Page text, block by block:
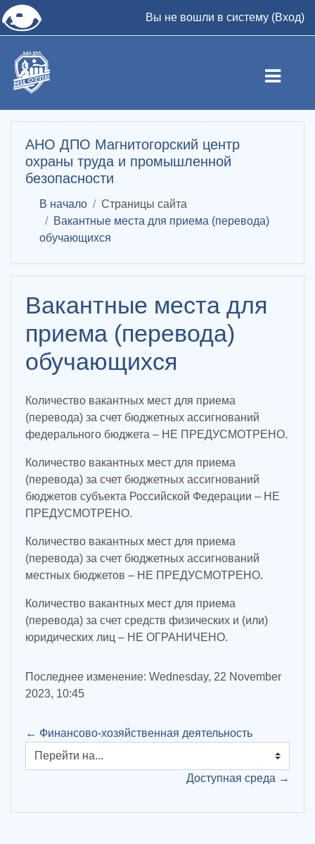
👁 Вы не вошли в систему (Вход)
АНО ДПО Магнитогорский центр
охраны труда и промышленной
безопасности
В начало
Страницы сайта
Вакантные места для приема (перевода)
обучающихся
Вакантные места для
приема (перевода)
обучающихся
Количество вакантных мест для приема
(перевода) за счет бюджетных ассигнований
федерального бюджета – НЕ ПРЕДУСМОТРЕНО.
Количество вакантных мест для приема
(перевода) за счет бюджетных ассигнований
бюджетов субъекта Российской Федерации – НЕ
ПРЕДУСМОТРЕНО.
Количество вакантных мест для приема
(перевода) за счет бюджетных ассигнований
местных бюджетов – НЕ ПРЕДУСМОТРЕНО.
Количество вакантных мест для приема
(перевода) за счет средств физических и (или)
юридических лиц – НЕ ОГРАНИЧЕНО.
Последнее изменение: Wednesday, 22 November
2023, 10:45
← Финансово-хозяйственная деятельность
Перейти на...
Доступная среда →